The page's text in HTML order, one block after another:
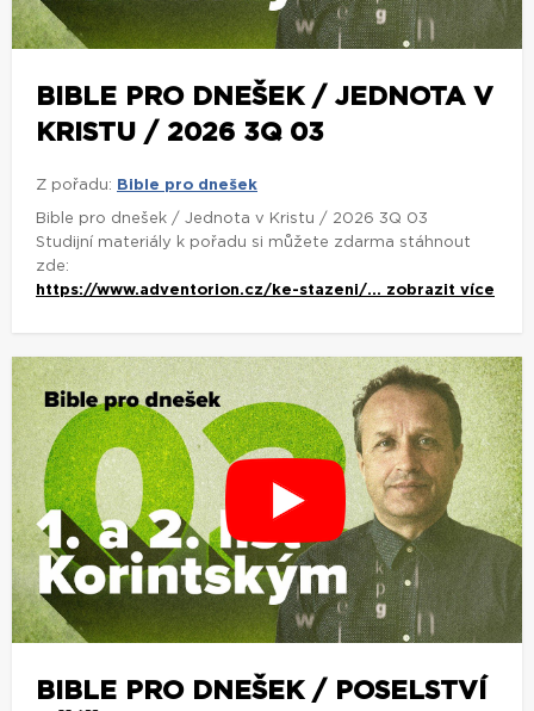
BIBLE PRO DNEŠEK / JEDNOTA V
KRISTU / 2026 3Q 03
Z pořadu: Bible pro dnešek
Bible pro dnešek / Jednota v Kristu / 2026 3Q 03
Studijní materiály k pořadu si můžete zdarma stáhnout
zde:
https://www.adventorion.cz/ke-stazeni/... zobrazit více
BIBLE PRO DNEŠEK / POSELSTVÍ